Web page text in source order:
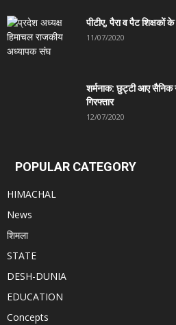
पीटीए, पैरा व पैट शिक्षकों
11/07/2020
शर्मनाक: छुट्टी आए सैनिक
गिरफ्तार
12/07/2020
POPULAR CATEGORY
HIMACHAL
News
शिमला
STATE
DESH-DUNIA
EDUCATION
Concepts